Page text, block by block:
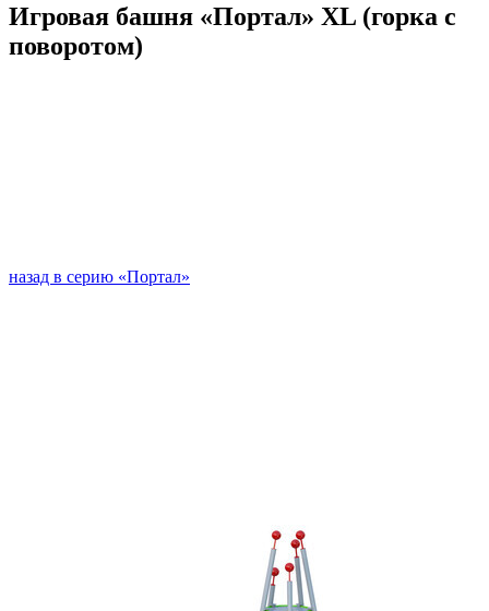
Игровая башня «Портал» XL (горка с
поворотом)
назад в серию «Портал»